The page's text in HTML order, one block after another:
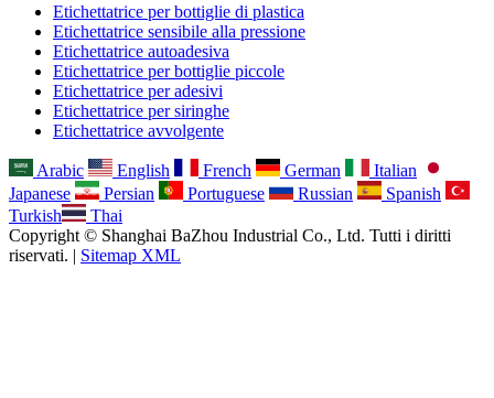
Etichettatrice per bottiglie di plastica
Etichettatrice sensibile alla pressione
Etichettatrice autoadesiva
Etichettatrice per bottiglie piccole
Etichettatrice per adesivi
Etichettatrice per siringhe
Etichettatrice avvolgente
Arabic English French German
Italian
Japanese
Persian Portuguese Russian
Spanish
Turkish
Thai
Copyright © Shanghai BaZhou Industrial Co., Ltd. Tutti i diritti
riservati. | Sitemap XML